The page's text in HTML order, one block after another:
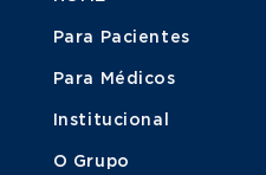
Para Pacientes
Para Médicos
Institucional
O Grupo